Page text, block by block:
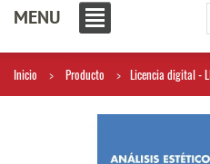
MENU
Inicio Producto Licencia digital -